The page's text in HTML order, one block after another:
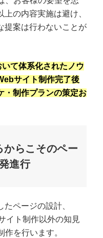
の内容実施は避け、
提案は行わないことが
て体系化されたノウ
サイト制作完了後
・制作プランの策定お
からこそのペー
進行
ページの設計、
イト制作以外の知見
を行います。